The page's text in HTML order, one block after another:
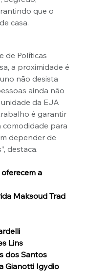
que o
casa.
de Políticas
a proximidade é
não desista
ainda não
da EJA
é garantir
para
depender de
destaca.
a
Maksoud Trad
Lins
dos Santos
Gianotti Igydio